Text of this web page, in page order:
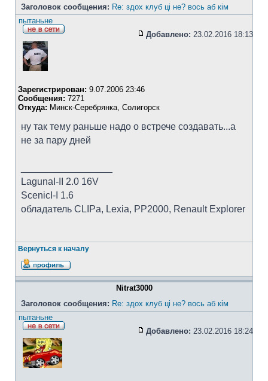
Заголовок сообщения: Re: здох клуб ці не? вось аб кім
пытаньне
Добавлено: 23.02.2016 18:13
Зарегистрирован: 9.07.2006 23:46
Сообщения: 7271
Откуда: Минск-Серебрянка, Солигорск
ну так тему раньше надо о встрече создавать...а
не за пару дней
LagunaI-II 2.0 16V
ScenicI-I 1.6
обладатель CLIPa, Lexia, PP2000, Renault Explorer
Вернуться к началу
Nitrat3000
Заголовок сообщения: Re: здох клуб ці не? вось аб кім
пытаньне
Добавлено: 23.02.2016 18:24